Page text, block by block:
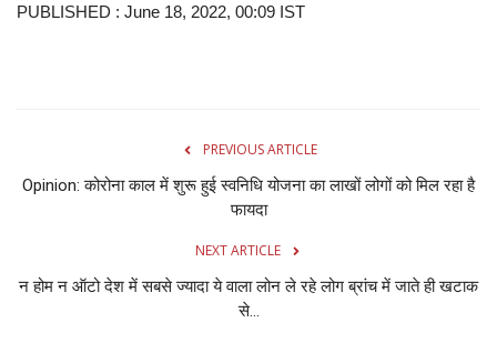
PUBLISHED : June 18, 2022, 00:09 IST
PREVIOUS ARTICLE
Opinion: कोरोना काल में शुरू हुई स्वनिधि योजना का लाखों लोगों को मिल रहा है
फायदा
NEXT ARTICLE
न होम न ऑटो देश में सबसे ज्यादा ये वाला लोन ले रहे लोग ब्रांच में जाते ही खटाक
से...